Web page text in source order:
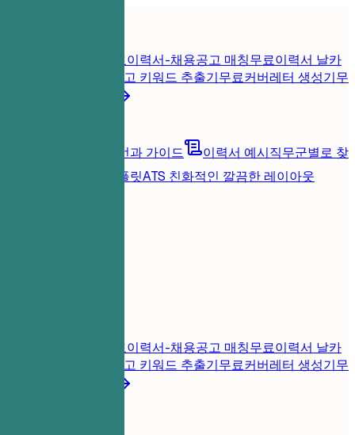
무료이력서-채용공고 매칭무료이력서 날카
채용공고 키워드 추출기무료커버레터 생성기무
커리어 조언과 가이드 이력서 예시직무군별로 찾
이력서 템플릿ATS 친화적인 깔끔한 레이아웃
무료이력서-채용공고 매칭무료이력서 날카
채용공고 키워드 추출기무료커버레터 생성기무